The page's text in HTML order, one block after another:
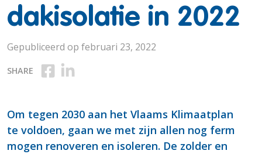
dakisolatie in 2022
Gepubliceerd op februari 23, 2022
SHARE Deel op Facebook
Deel op Linkedin
Om tegen 2030 aan het Vlaams Klimaatplan
te voldoen, gaan we met zijn allen nog ferm
mogen renoveren en isoleren. De zolder en